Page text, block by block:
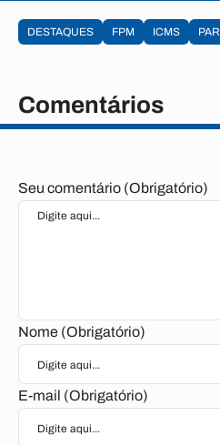
DESTAQUES FPM ICMS
Comentários
Seu comentário (Obrigatório)
Nome (Obrigatório)
E-mail (Obrigatório)